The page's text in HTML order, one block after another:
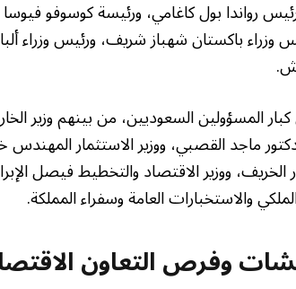
رواندا بول كاغامي، ورئيسة كوسوفو فيوسا
باكستان شهباز شريف، ورئيس وزراء
المسؤولين السعوديين، من بينهم وزير
ماجد القصبي، ووزير الاستثمار المهندس
ووزير الاقتصاد والتخطيط فيصل
والاستخبارات العامة وسفراء المملكة.
وفرص التعاون